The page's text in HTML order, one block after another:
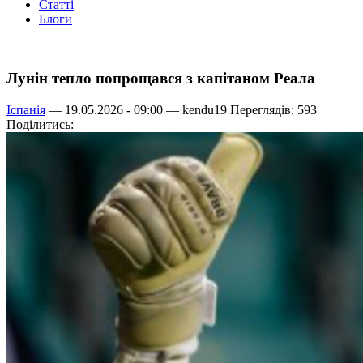
Статті
Блоги
Лунін тепло попрощався з капітаном Реала
Іспанія — 19.05.2026 - 09:00 — kendu19 Переглядів: 593
Поділитись: